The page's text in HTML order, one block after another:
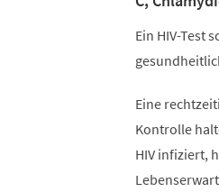
Ein HIV-Test
Eine
Kontrolle
HIV infiziert,